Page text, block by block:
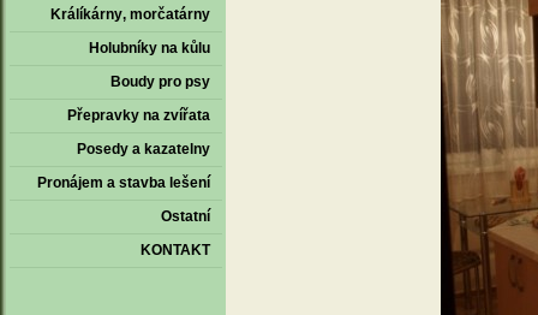
Králíkárny‚ morčatárny
Holubníky na kůlu
Boudy pro psy
Přepravky na zvířata
Posedy a kazatelny
Pronájem a stavba lešení
Ostatní
KONTAKT